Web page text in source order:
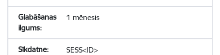
1 mēnesis
SESS<ID>